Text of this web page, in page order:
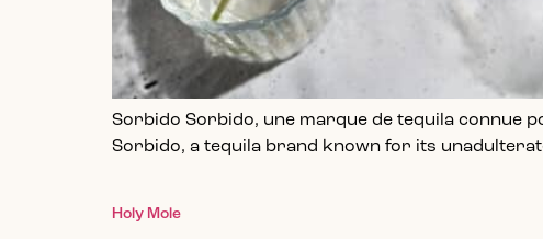
Sorbido Sorbido, une marque de tequila connue
Sorbido, a tequila brand known for its
Holy Mole